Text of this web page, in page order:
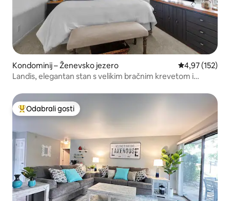
Kondominij – Ženevsko jezero Prosječna
4,97 (152)
Landis, elegantan stan s velikim bračnim krevetom i
Među najviše rangiranima s oznakom „Odabrali gosti”
Odabrali gosti